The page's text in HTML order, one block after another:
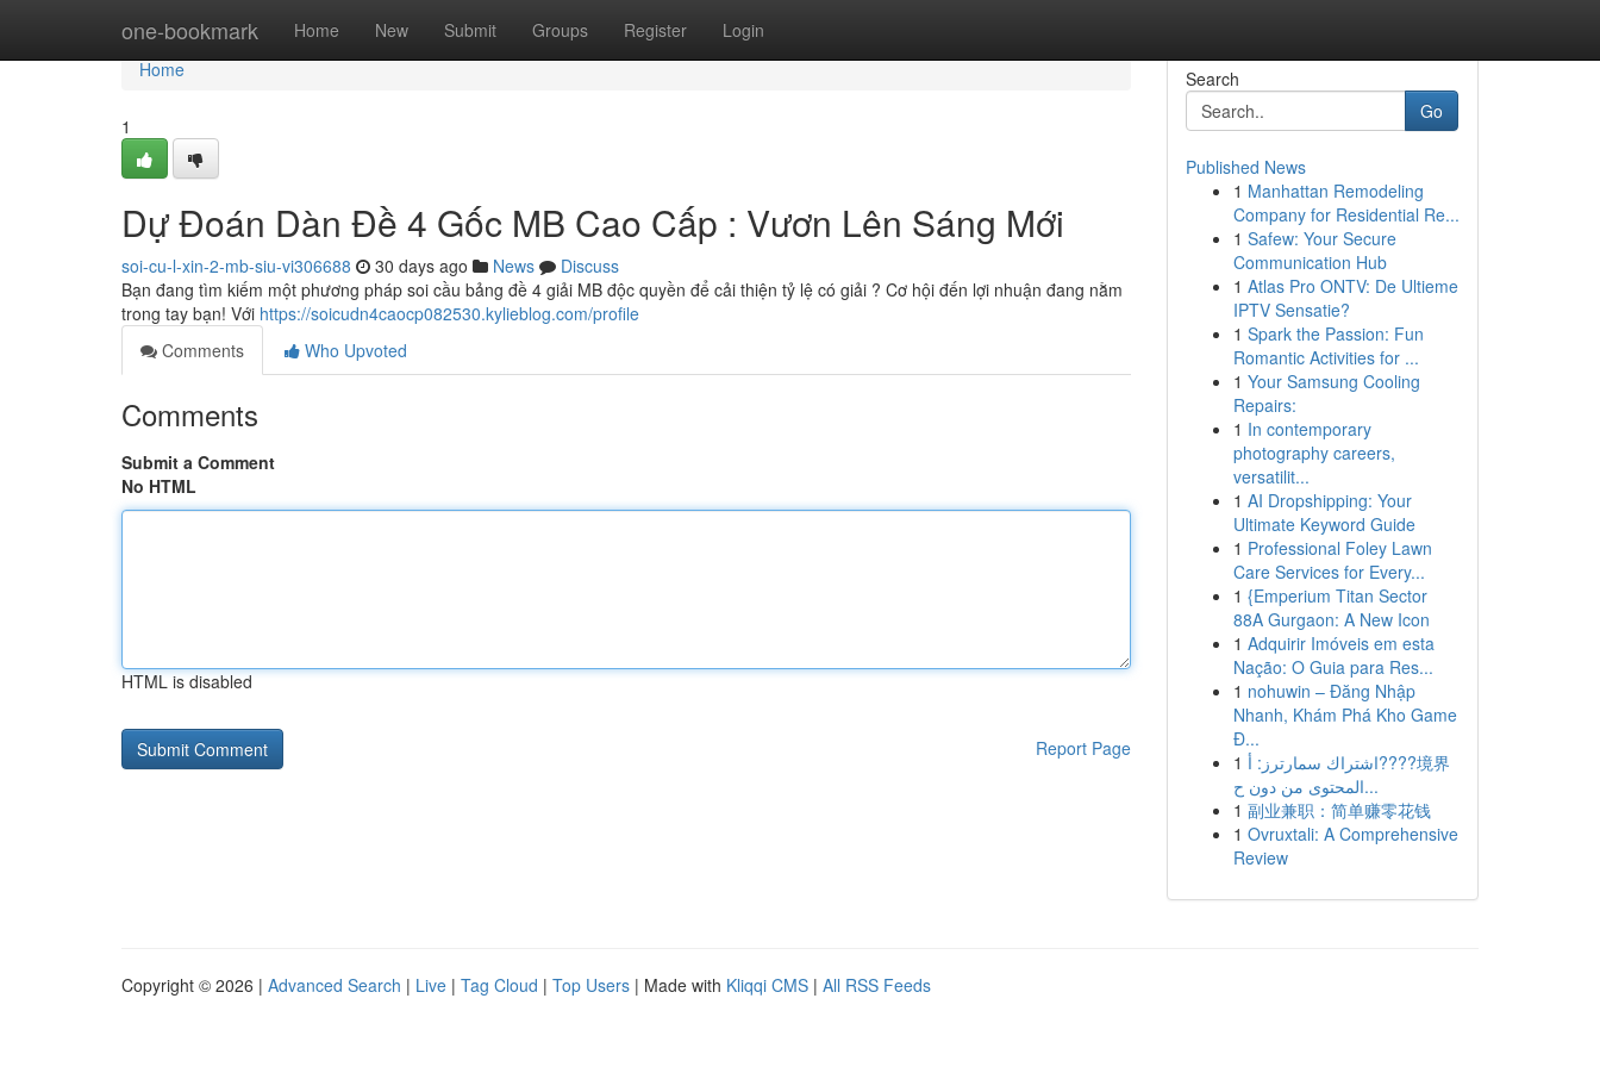
one-bookmark Home New Submit Groups Register Login
Home
Home
1
Dự Đoán Dàn Đề 4 Gốc MB Cao Cấp : Vươn Lên Sáng Mới
soi-cu-l-xin-2-mb-siu-vi306688 30 days ago News
Discuss
Bạn đang tìm kiếm một phương pháp soi cầu bảng đề 4 giải MB độc quyền để cải thiện tỷ lệ có giải ? Cơ hội đến lợi nhuận đang nằm
trong tay bạn! Với https://soicudn4caocp082530.kylieblog.com/profile
Comments
Who Upvoted
Comments
Submit a Comment
No HTML
HTML is disabled
Report Page
Search
Go
Published News
1 Manhattan Remodeling
Company for Residential Re...
1 Safew: Your Secure
Communication Hub
1 Atlas Pro ONTV: De Ultieme
IPTV Sensatie?
1 Spark the Passion: Fun
Romantic Activities for ...
1 Your Samsung Cooling
Repairs:
1 In contemporary
photography careers,
versatilit...
1 AI Dropshipping: Your
Ultimate Keyword Guide
1 Professional Foley Lawn
Care Services for Every...
1 {Emperium Titan Sector
88A Gurgaon: A New Icon
1 Adquirir Imóveis em esta
Nação: O Guia para Res...
1 nohuwin – Đăng Nhập
Nhanh, Khám Phá Kho Game
Đ...
1 اشتراك سمارترز: أ????境界
المحتوى من دون ح...
1 副业兼职：简单赚零花钱
1 Ovruxtali: A Comprehensive
Review
Copyright © 2026 | Advanced Search | Live | Tag Cloud | Top Users | Made with Kliqqi CMS | All RSS Feeds